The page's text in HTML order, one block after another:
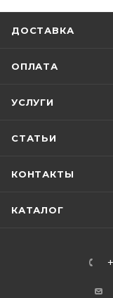
ДОСТАВКА
ОПЛАТА
УСЛУГИ
СТАТЬИ
КОНТАКТЫ
КАТАЛОГ